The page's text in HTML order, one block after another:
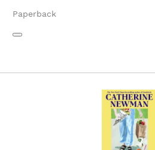
Paperback